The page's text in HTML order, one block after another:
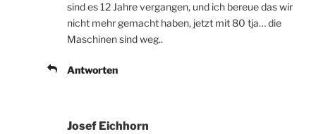
sind es 12 Jahre vergangen, und ich bereue das wir
nicht mehr gemacht haben, jetzt mit 80 tja… die
Maschinen sind weg..
Antworten
Josef Eichhorn